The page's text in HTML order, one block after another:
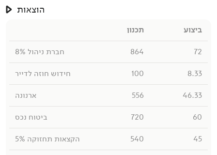
הוצאות
תכנון ביצוע
חברת ניהול 8% 864 72
חידוש חוזה לדייר 100 8.33
ארנונה 556 46.33
ביטוח נכס 720 60
הקצאות תחזוקה 5% 540 45